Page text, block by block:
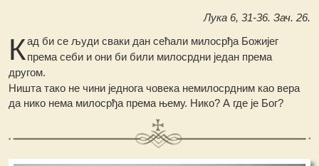
Лука 6, 31-36. Зач. 26.
Кад би се људи сваки дан сећали милосрђа Божијег
према себи и они би били милосрдни један према
другом.
Ништа тако не чини једнога човека немилосрдним као вера
да нико нема милосрђа према њему. Нико? А где је Бог?